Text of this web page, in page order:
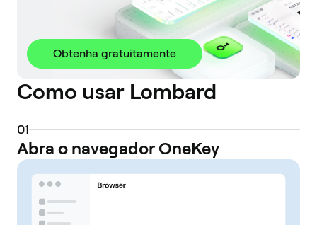
Obtenha gratuitamente
Como usar Lombard
01
Abra o navegador OneKey